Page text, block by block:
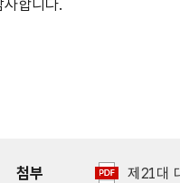
사합니다.
첨부 제21대